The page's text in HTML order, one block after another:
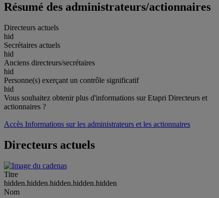
Résumé des administrateurs/actionnaires
Directeurs actuels
hid
Secrétaires actuels
hid
Anciens directeurs/secrétaires
hid
Personne(s) exerçant un contrôle significatif
hid
Vous souhaitez obtenir plus d'informations sur Etapri Directeurs et
actionnaires ?
Accès Informations sur les administrateurs et les actionnaires
Directeurs actuels
Titre
hidden.hidden.hidden.hidden.hidden
Nom